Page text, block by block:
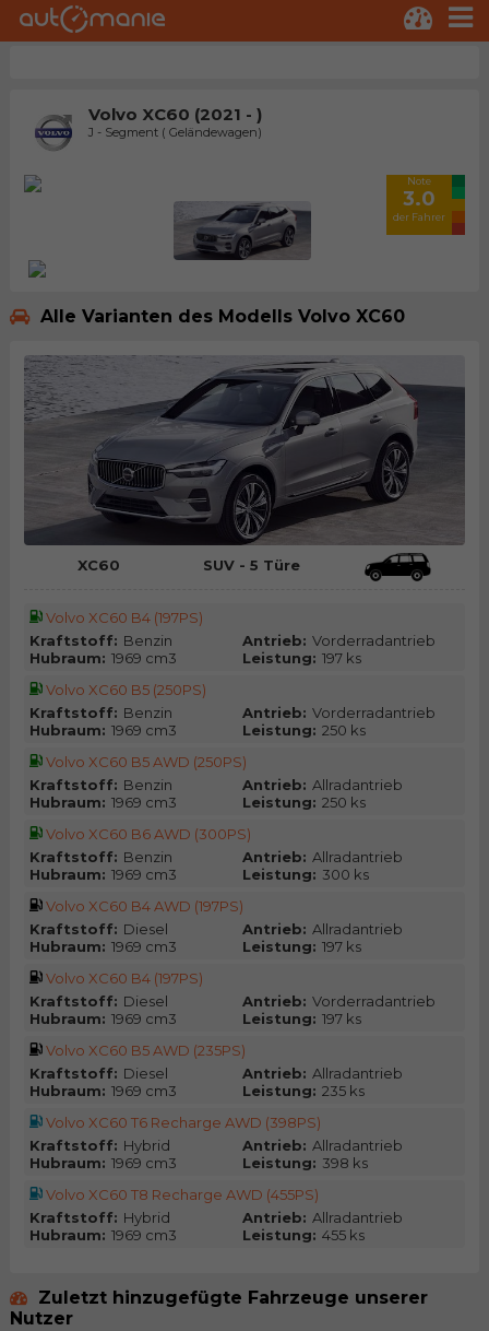
Volvo XC60 (2021 - )
J - Segment ( Geländewagen)
Note
3.0
der Fahrer
Alle Varianten des Modells Volvo XC60
XC60 SUV - 5 Türe
Volvo XC60 B4 (197PS)
Kraftstoff: Benzin Antrieb: Vorderradantrieb
Hubraum: 1969 cm3 Leistung: 197 ks
Volvo XC60 B5 (250PS)
Kraftstoff: Benzin Antrieb: Vorderradantrieb
Hubraum: 1969 cm3 Leistung: 250 ks
Volvo XC60 B5 AWD (250PS)
Kraftstoff: Benzin Antrieb: Allradantrieb
Hubraum: 1969 cm3 Leistung: 250 ks
Volvo XC60 B6 AWD (300PS)
Kraftstoff: Benzin Antrieb: Allradantrieb
Hubraum: 1969 cm3 Leistung: 300 ks
Volvo XC60 B4 AWD (197PS)
Kraftstoff: Diesel Antrieb: Allradantrieb
Hubraum: 1969 cm3 Leistung: 197 ks
Volvo XC60 B4 (197PS)
Kraftstoff: Diesel Antrieb: Vorderradantrieb
Hubraum: 1969 cm3 Leistung: 197 ks
Volvo XC60 B5 AWD (235PS)
Kraftstoff: Diesel Antrieb: Allradantrieb
Hubraum: 1969 cm3 Leistung: 235 ks
Volvo XC60 T6 Recharge AWD (398PS)
Kraftstoff: Hybrid Antrieb: Allradantrieb
Hubraum: 1969 cm3 Leistung: 398 ks
Volvo XC60 T8 Recharge AWD (455PS)
Kraftstoff: Hybrid Antrieb: Allradantrieb
Hubraum: 1969 cm3 Leistung: 455 ks
Zuletzt hinzugefügte Fahrzeuge unserer
Nutzer